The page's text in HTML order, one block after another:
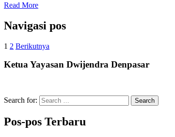
Read More
Navigasi pos
1 2 Berikutnya
Ketua Yayasan Dwijendra Denpasar
Search for: Search
Pos-pos Terbaru